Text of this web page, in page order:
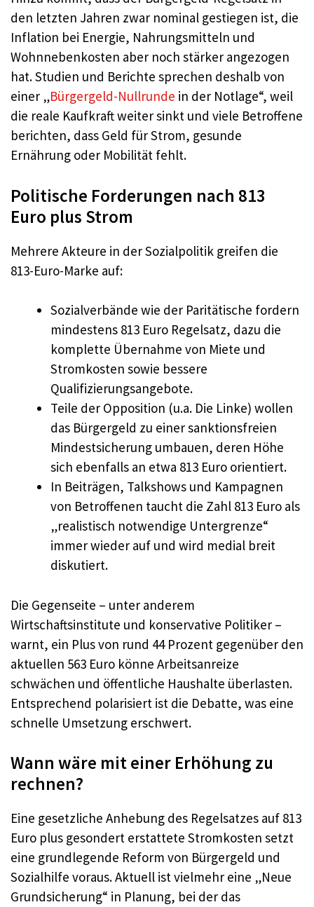
den letzten Jahren zwar nominal gestiegen ist, die
Inflation bei Energie, Nahrungsmitteln und
Wohnnebenkosten aber noch stärker angezogen
hat. Studien und Berichte sprechen deshalb von
einer „Bürgergeld-Nullrunde in der Notlage“, weil
die reale Kaufkraft weiter sinkt und viele Betroffene
berichten, dass Geld für Strom, gesunde
Ernährung oder Mobilität fehlt.
Politische Forderungen nach 813
Euro plus Strom
Mehrere Akteure in der Sozialpolitik greifen die
813-Euro-Marke auf:
Sozialverbände wie der Paritätische fordern
mindestens 813 Euro Regelsatz, dazu die
komplette Übernahme von Miete und
Stromkosten sowie bessere
Qualifizierungsangebote.
Teile der Opposition (u.a. Die Linke) wollen
das Bürgergeld zu einer sanktionsfreien
Mindestsicherung umbauen, deren Höhe
sich ebenfalls an etwa 813 Euro orientiert.
In Beiträgen, Talkshows und Kampagnen
von Betroffenen taucht die Zahl 813 Euro als
„realistisch notwendige Untergrenze“
immer wieder auf und wird medial breit
diskutiert.
Die Gegenseite – unter anderem
Wirtschaftsinstitute und konservative Politiker –
warnt, ein Plus von rund 44 Prozent gegenüber den
aktuellen 563 Euro könne Arbeitsanreize
schwächen und öffentliche Haushalte überlasten.
Entsprechend polarisiert ist die Debatte, was eine
schnelle Umsetzung erschwert.
Wann wäre mit einer Erhöhung zu
rechnen?
Eine gesetzliche Anhebung des Regelsatzes auf 813
Euro plus gesondert erstattete Stromkosten setzt
eine grundlegende Reform von Bürgergeld und
Sozialhilfe voraus. Aktuell ist vielmehr eine „Neue
Grundsicherung“ in Planung, bei der das